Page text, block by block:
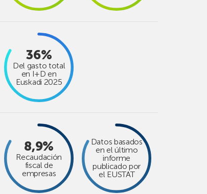
36%
Del gasto total
en I+D en
Euskadi 2025
8,9%
Recaudación
fiscal de
empresas
Datos basados
en el último
informe
publicado por
el EUSTAT